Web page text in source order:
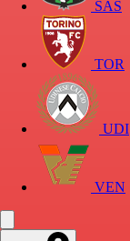
SAS
TOR
UDI
VEN